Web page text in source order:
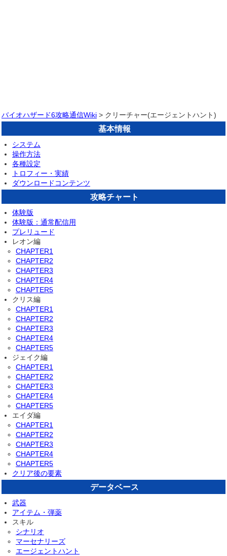
バイオハザード6攻略通信Wiki > クリーチャー(エージェントハント)
基本情報
システム
操作方法
各種設定
トロフィー・実績
ダウンロードコンテンツ
攻略チャート
体験版
体験版：通常配信用
プレリュード
レオン編
CHAPTER1
CHAPTER2
CHAPTER3
CHAPTER4
CHAPTER5
クリス編
CHAPTER1
CHAPTER2
CHAPTER3
CHAPTER4
CHAPTER5
ジェイク編
CHAPTER1
CHAPTER2
CHAPTER3
CHAPTER4
CHAPTER5
エイダ編
CHAPTER1
CHAPTER2
CHAPTER3
CHAPTER4
CHAPTER5
クリア後の要素
データベース
武器
アイテム・弾薬
スキル
シナリオ
マーセナリーズ
エージェントハント